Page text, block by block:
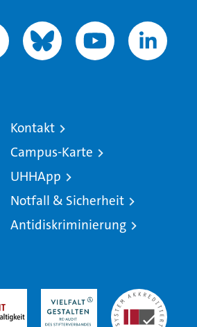
Kontakt
Campus-Karte
UHHApp
Notfall & Sicherheit
Antidiskriminierung